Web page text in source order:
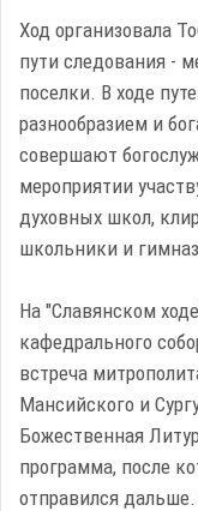
Ход организовала
пути следования -
поселки. В ходе
разнообразием и
совершают
мероприятии
духовных школ,
школьники и
На "Славянском
кафедрального
встреча
Мансийского и
Божественная
программа, после
отправился